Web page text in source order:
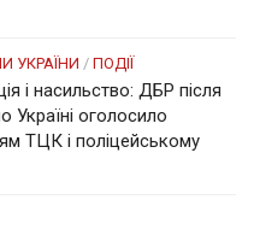
УКРАЇНИ / ПОДІЇ
і насильство: ДБР після
Україні оголосило
ТЦК і поліцейському